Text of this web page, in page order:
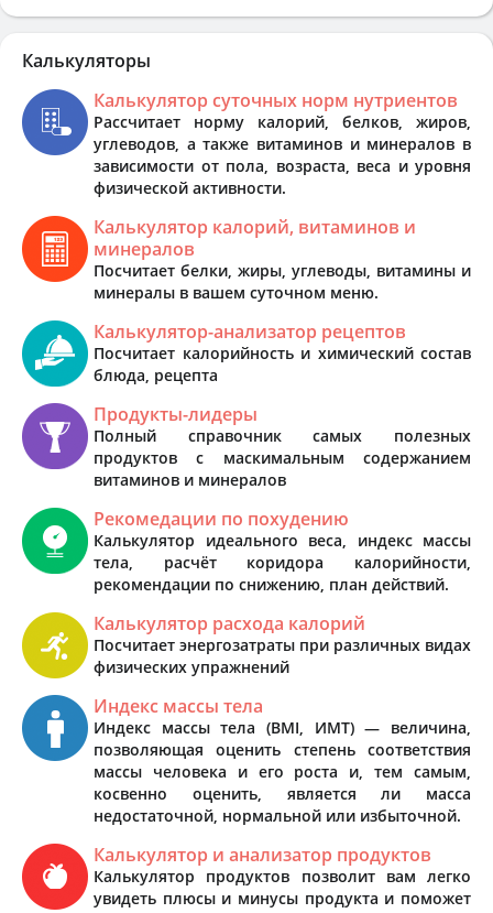
Калькуляторы
Калькулятор суточных норм нутриентов
Рассчитает норму калорий, белков, жиров,
углеводов, а также витаминов и минералов в
зависимости от пола, возраста, веса и уровня
физической активности.
Калькулятор калорий, витаминов и
минералов
Посчитает белки, жиры, углеводы, витамины и
минералы в вашем суточном меню.
Калькулятор-анализатор рецептов
Посчитает калорийность и химический состав
блюда, рецепта
Продукты-лидеры
Полный справочник самых полезных
продуктов с маскимальным содержанием
витаминов и минералов
Рекомедации по похудению
Калькулятор идеального веса, индекс массы
тела, расчёт коридора калорийности,
рекомендации по снижению, план действий.
Калькулятор расхода калорий
Посчитает энергозатраты при различных видах
физических упражнений
Индекс массы тела
Индекс массы тела (BMI, ИМТ) — величина,
позволяющая оценить степень соответствия
массы человека и его роста и, тем самым,
косвенно оценить, является ли масса
недостаточной, нормальной или избыточной.
Калькулятор и анализатор продуктов
Калькулятор продуктов позволит вам легко
увидеть плюсы и минусы продукта и поможет